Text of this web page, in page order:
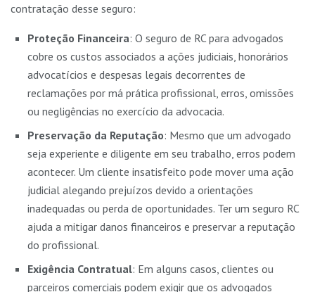
contratação desse seguro:
Proteção Financeira: O seguro de RC para advogados
cobre os custos associados a ações judiciais, honorários
advocatícios e despesas legais decorrentes de
reclamações por má prática profissional, erros, omissões
ou negligências no exercício da advocacia.
Preservação da Reputação: Mesmo que um advogado
seja experiente e diligente em seu trabalho, erros podem
acontecer. Um cliente insatisfeito pode mover uma ação
judicial alegando prejuízos devido a orientações
inadequadas ou perda de oportunidades. Ter um seguro RC
ajuda a mitigar danos financeiros e preservar a reputação
do profissional.
Exigência Contratual: Em alguns casos, clientes ou
parceiros comerciais podem exigir que os advogados